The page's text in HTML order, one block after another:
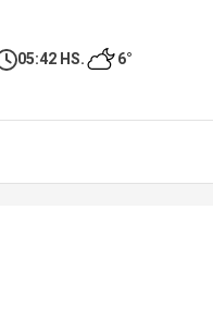
05:42 HS. 6°